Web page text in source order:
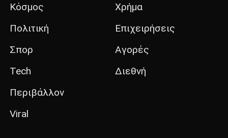
Κόσμος
Πολιτική
Σπορ
Tech
Περιβάλλον
Viral
Χρήμα
Επιχειρήσεις
Αγορές
Διεθνή